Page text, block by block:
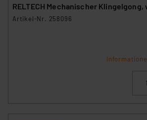
Beurteilung der mit der
insbesondere der Art der übermittelten
Datenschutzerklärung
RELTECH Mechanischer Klingelgong,
Artikel-Nr. 258096